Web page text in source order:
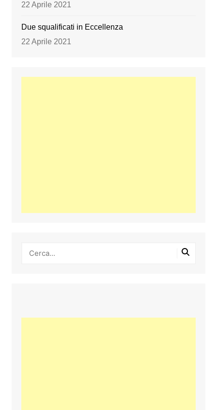
22 Aprile 2021
Due squalificati in Eccellenza
22 Aprile 2021